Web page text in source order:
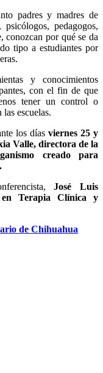
padres y madres de
pedagogos,
conozcan por qué se da
tipo a estudiantes por
y conocimientos
con el fin de que
tener un control o
escuelas.
los díasviernes 25 y
Valle, directora de la
creado para
José Luis
en Terapia Clínica y
de Chihuahua